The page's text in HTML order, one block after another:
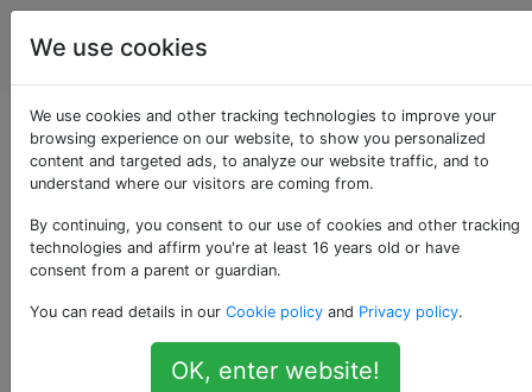
Intelligence
artificielle
Comment une IA
apprendrait-elle une
langue?
Je pensais aux IA et à leur fonctionnement,
quand je me suis rendu compte que je ne
We use cookies
We use cookies and other tracking technologies to improve your
browsing experience on our website, to show you personalized
content and targeted ads, to analyze our website traffic, and to
understand where our visitors are coming from.
By continuing, you consent to our use of cookies and other tracking
technologies and affirm you're at least 16 years old or have
consent from a parent or guardian.
You can read details in our Cookie policy and Privacy policy.
OK, enter website!